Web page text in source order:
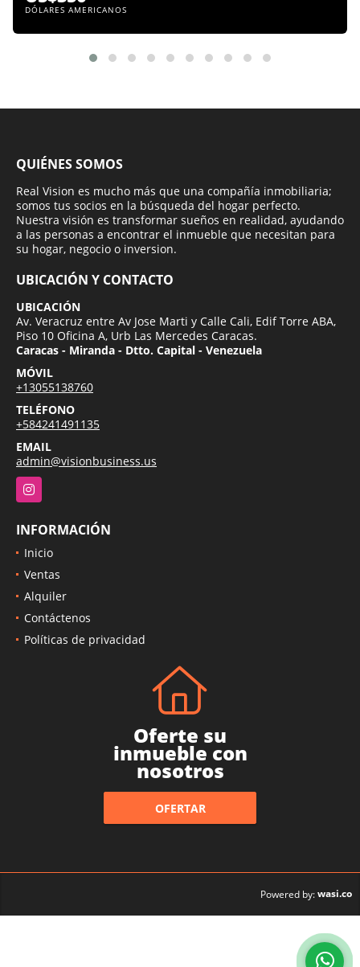
DÓLARES AMERICANOS
QUIÉNES SOMOS
Real Vision es mucho más que una compañía inmobiliaria;
somos tus socios en la búsqueda del hogar perfecto.
Nuestra visión es transformar sueños en realidad, ayudando
a las personas a encontrar el inmueble que necesitan para
su hogar, negocio o inversion.
UBICACIÓN Y CONTACTO
UBICACIÓN
Av. Veracruz entre Av Jose Marti y Calle Cali, Edif Torre ABA,
Piso 10 Oficina A, Urb Las Mercedes Caracas.
Caracas - Miranda - Dtto. Capital - Venezuela
MÓVIL
+13055138760
TELÉFONO
+584241491135
EMAIL
admin@visionbusiness.us
Instagram
INFORMACIÓN
Inicio
Ventas
Alquiler
Contáctenos
Políticas de privacidad
Oferte su
inmueble con
nosotros
OFERTAR
Powered by:wasi.co